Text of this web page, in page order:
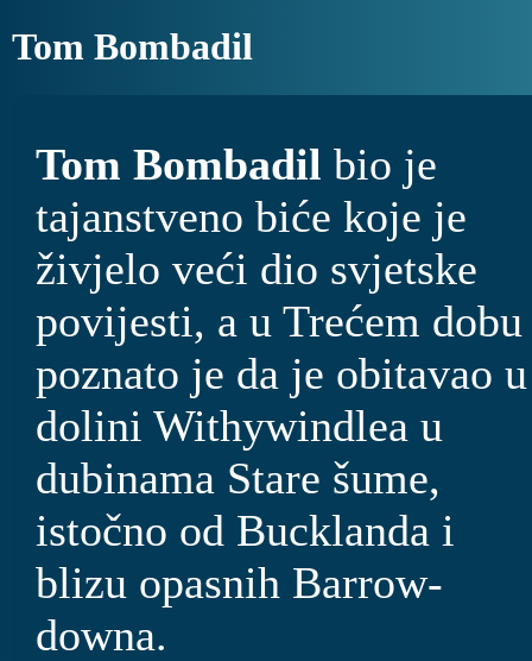
Tom Bombadil
Tom Bombadil bio je
tajanstveno biće koje je
živjelo veći dio svjetske
povijesti, a u Trećem dobu
poznato je da je obitavao u
dolini Withywindlea u
dubinama Stare šume,
istočno od Bucklanda i
blizu opasnih Barrow-
downa.